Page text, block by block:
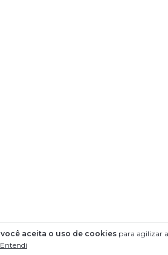
você aceita o uso de cookies para agilizar
Entendi